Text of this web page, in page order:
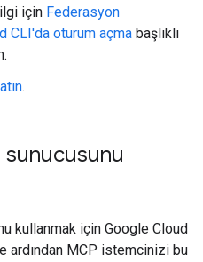
için Federasyon
CLI'da oturum açma başlıklı
.
kullanmak için Google Cloud
MCP istemcinizi bu